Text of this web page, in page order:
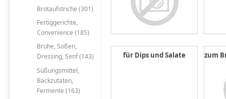
Brotaufstriche (301)
Fertiggerichte,
Convenience (185)
Brühe, Soßen,
Dressing, Senf (143)
Süßungsmittel,
Backzutaten,
Fermente (163)
für Dips und Salate zum